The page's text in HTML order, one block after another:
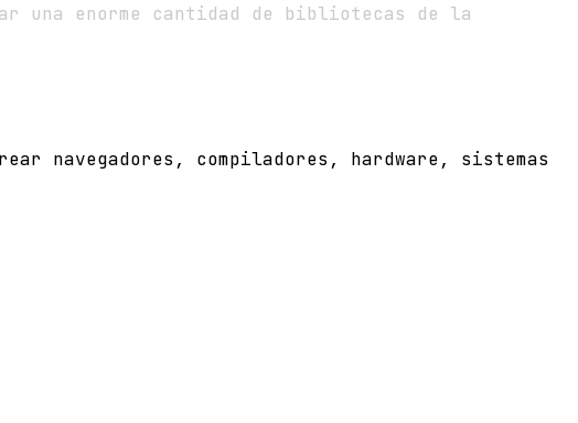
una enorme cantidad de bibliotecas de la
navegadores, compiladores, hardware, sistemas